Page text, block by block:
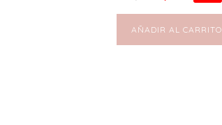
AÑADIR AL CARRITO